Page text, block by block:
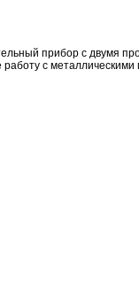
прибор с двумя
с металлическими